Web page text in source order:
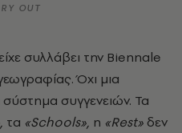
OUT
συλλάβει την Biennale
Όχι μια
συγγενειών. Τα
τα «Schools», η «Rest» δεν